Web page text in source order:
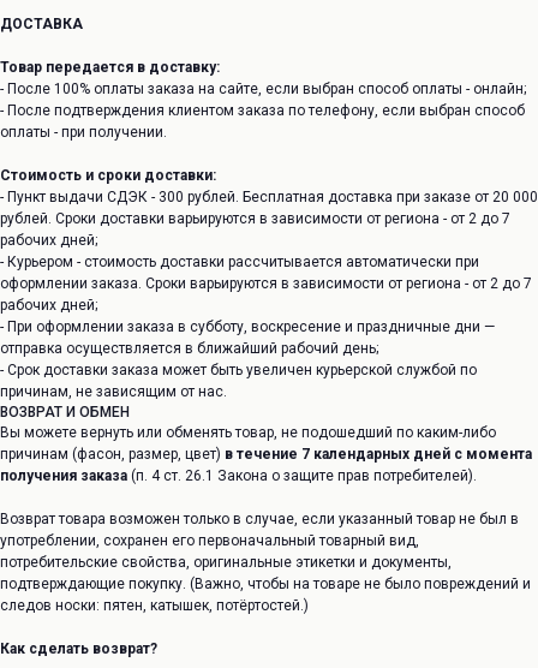
ДОСТАВКА
Товар передается в доставку:
- После 100% оплаты заказа на сайте, если выбран способ оплаты - онлайн;
- После подтверждения клиентом заказа по телефону, если выбран способ
оплаты - при получении.
Стоимость и сроки доставки:
- Пункт выдачи СДЭК - 300 рублей. Бесплатная доставка при заказе от 20 000
рублей. Сроки доставки варьируются в зависимости от региона - от 2 до 7
рабочих дней;
- Курьером - стоимость доставки рассчитывается автоматически при
оформлении заказа. Сроки варьируются в зависимости от региона - от 2 до 7
рабочих дней;
- При оформлении заказа в субботу, воскресение и праздничные дни —
отправка осуществляется в ближайший рабочий день;
- Срок доставки заказа может быть увеличен курьерской службой по
причинам, не зависящим от нас.
ВОЗВРАТ И ОБМЕН
Вы можете вернуть или обменять товар, не подошедший по каким-либо
причинам (фасон, размер, цвет) в течение 7 календарных дней с момента
получения заказа (п. 4 ст. 26.1 Закона о защите прав потребителей).
Возврат товара возможен только в случае, если указанный товар не был в
употреблении, сохранен его первоначальный товарный вид,
потребительские свойства, оригинальные этикетки и документы,
подтверждающие покупку. (Важно, чтобы на товаре не было повреждений и
следов носки: пятен, катышек, потёртостей.)
Как сделать возврат?